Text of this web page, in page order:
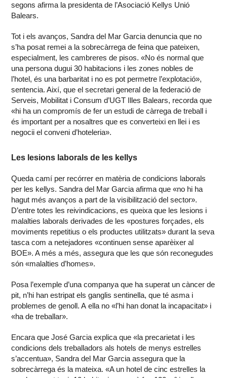
segons afirma la presidenta de l’Asociació Kellys Unió
Balears.
Tot i els avanços, Sandra del Mar Garcia denuncia que no
s’ha posat remei a la sobrecàrrega de feina que pateixen,
especialment, les cambreres de pisos. «No és normal que
una persona dugui 30 habitacions i les zones nobles de
l’hotel, és una barbaritat i no es pot permetre l’explotació»,
sentencia. Així, que el secretari general de la federació de
Serveis, Mobilitat i Consum d’UGT Illes Balears, recorda que
«hi ha un compromís de fer un estudi de càrrega de treball i
és important per a nosaltres que es converteixi en llei i es
negocii el conveni d’hoteleria».
Les lesions laborals de les kellys
Queda camí per recórrer en matèria de condicions laborals
per les kellys. Sandra del Mar Garcia afirma que «no hi ha
hagut més avanços a part de la visibilització del sector».
D’entre totes les reivindicacions, es queixa que les lesions i
malalties laborals derivades de les «postures forçades, els
moviments repetitius o els productes utilitzats» durant la seva
tasca com a netejadores «continuen sense aparèixer al
BOE». A més a més, assegura que les que són reconegudes
són «malalties d’homes».
Posa l’exemple d’una companya que ha superat un càncer de
pit, n’hi han estripat els ganglis sentinella, que té asma i
problemes de genoll. A ella no «l’hi han donat la incapacitat» i
«ha de treballar».
Encara que José Garcia explica que «la precarietat i les
condicions dels treballadors als hotels de menys estrelles
s’accentua», Sandra del Mar Garcia assegura que la
sobrecàrrega és la mateixa. «A un hotel de cinc estrelles la